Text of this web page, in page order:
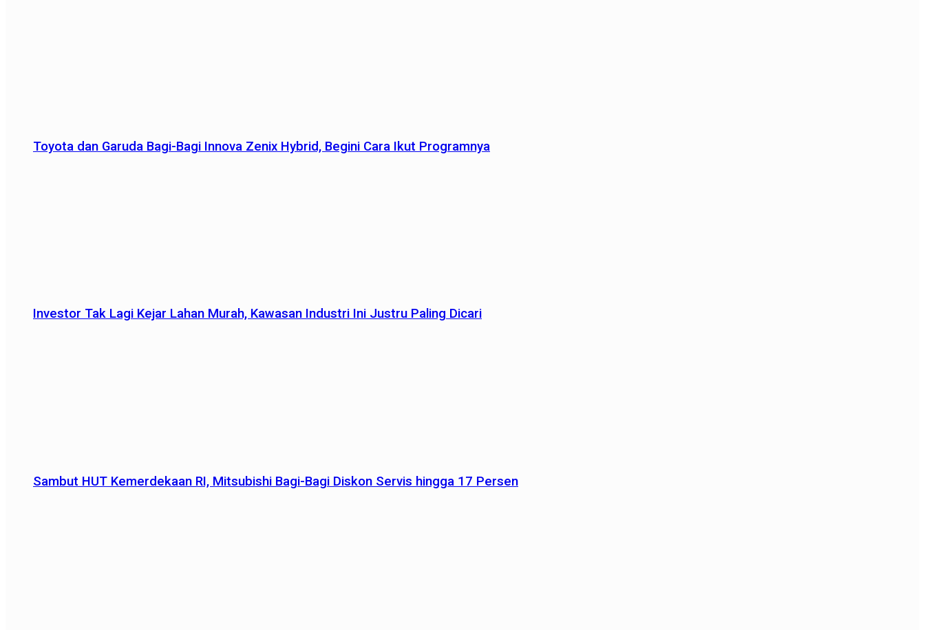
Toyota dan Garuda Bagi-Bagi Innova Zenix Hybrid, Begini Cara Ikut Programnya
Investor Tak Lagi Kejar Lahan Murah, Kawasan Industri Ini Justru Paling Dicari
Sambut HUT Kemerdekaan RI, Mitsubishi Bagi-Bagi Diskon Servis hingga 17 Persen